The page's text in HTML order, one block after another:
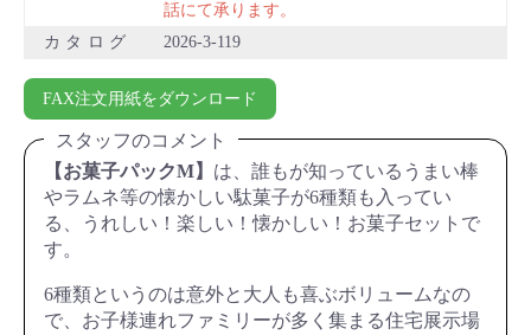
話にて承ります。
カタログ
2026-3-119
FAX注文用紙をダウンロード
スタッフのコメント
【お菓子パックM】 は、誰もが知っているうまい棒
やラムネ等の懐かしい駄菓子が6種類も入ってい
る、うれしい！楽しい！懐かしい！お菓子セットで
す。
6種類というのは意外と大人も喜ぶボリュームなの
で、お子様連れファミリーが多く集まる住宅展示場